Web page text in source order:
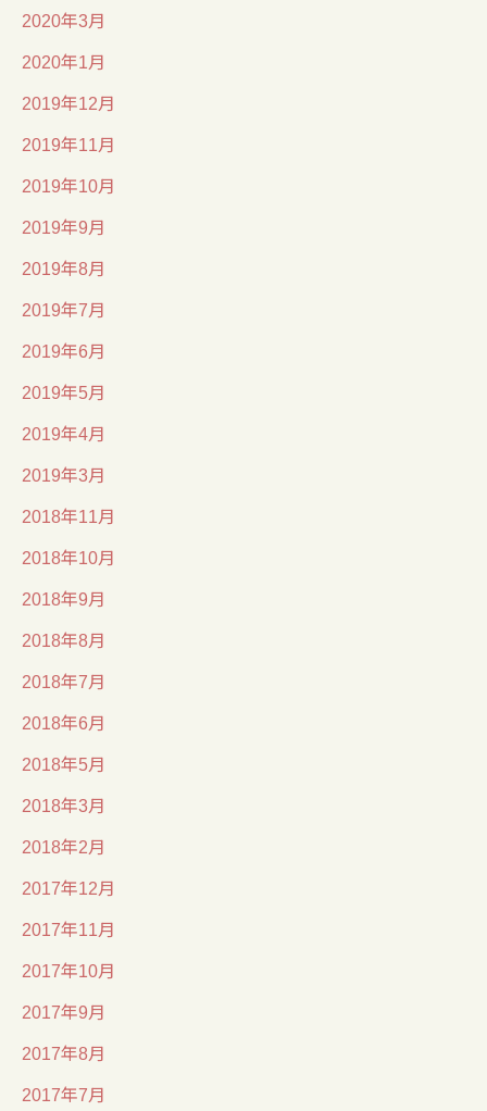
2020年3月
2020年1月
2019年12月
2019年11月
2019年10月
2019年9月
2019年8月
2019年7月
2019年6月
2019年5月
2019年4月
2019年3月
2018年11月
2018年10月
2018年9月
2018年8月
2018年7月
2018年6月
2018年5月
2018年3月
2018年2月
2017年12月
2017年11月
2017年10月
2017年9月
2017年8月
2017年7月